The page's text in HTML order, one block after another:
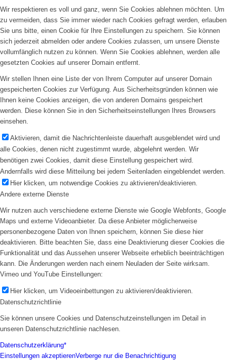
Wir respektieren es voll und ganz, wenn Sie Cookies ablehnen möchten. Um
zu vermeiden, dass Sie immer wieder nach Cookies gefragt werden, erlauben
Sie uns bitte, einen Cookie für Ihre Einstellungen zu speichern. Sie können
sich jederzeit abmelden oder andere Cookies zulassen, um unsere Dienste
vollumfänglich nutzen zu können. Wenn Sie Cookies ablehnen, werden alle
gesetzten Cookies auf unserer Domain entfernt.
Wir stellen Ihnen eine Liste der von Ihrem Computer auf unserer Domain
gespeicherten Cookies zur Verfügung. Aus Sicherheitsgründen können wie
Ihnen keine Cookies anzeigen, die von anderen Domains gespeichert
werden. Diese können Sie in den Sicherheitseinstellungen Ihres Browsers
einsehen.
Aktivieren, damit die Nachrichtenleiste dauerhaft ausgeblendet wird und
alle Cookies, denen nicht zugestimmt wurde, abgelehnt werden. Wir
benötigen zwei Cookies, damit diese Einstellung gespeichert wird.
Andernfalls wird diese Mitteilung bei jedem Seitenladen eingeblendet werden.
Hier klicken, um notwendige Cookies zu aktivieren/deaktivieren.
Andere externe Dienste
Wir nutzen auch verschiedene externe Dienste wie Google Webfonts, Google
Maps und externe Videoanbieter. Da diese Anbieter möglicherweise
personenbezogene Daten von Ihnen speichern, können Sie diese hier
deaktivieren. Bitte beachten Sie, dass eine Deaktivierung dieser Cookies die
Funktionalität und das Aussehen unserer Webseite erheblich beeinträchtigen
kann. Die Änderungen werden nach einem Neuladen der Seite wirksam.
Vimeo und YouTube Einstellungen:
Hier klicken, um Videoeinbettungen zu aktivieren/deaktivieren.
Datenschutzrichtlinie
Sie können unsere Cookies und Datenschutzeinstellungen im Detail in
unseren Datenschutzrichtlinie nachlesen.
Datenschutzerklärung*
Einstellungen akzeptierenVerberge nur die Benachrichtigung